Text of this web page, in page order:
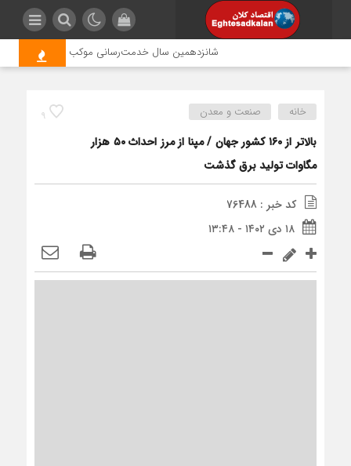
شانزدهمین سال خدمت‌رسانی موکب امام رضا (ع)
9 خانه صنعت و معدن
بالاتر از ۱۶۰ کشور جهان / مپنا از مرز احداث ۵۰ هزار
مگاوات تولید برق گذشت
کد خبر : 76488
۱۸ دی ۱۴۰۲ - ۱۳:۴۸